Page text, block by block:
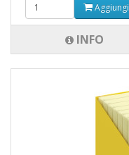
Aggiungi
INFO